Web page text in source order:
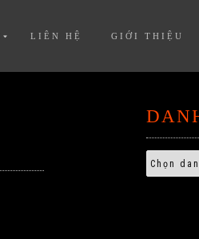
LIÊN HỆ GIỚI THIỆU